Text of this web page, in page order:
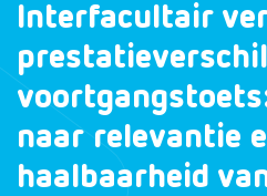
Interfacultair
naar relevantie
haalbaarheid